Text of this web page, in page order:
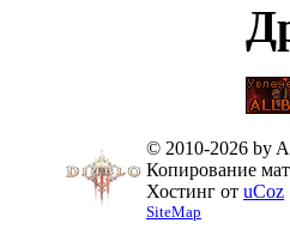
© 2010-2026 by
Копирование
Хостинг от uCoz
SiteMap